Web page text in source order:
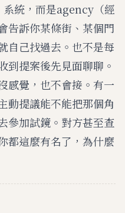
統，而是agency（經
告訴你某條街、某個門
自己找過去。也不是每
到提案後先見面聊聊。
感覺，也不會接。有一
動提議能不能把那個角
參加試鏡。對方甚至查
都這麼有名了，為什麼